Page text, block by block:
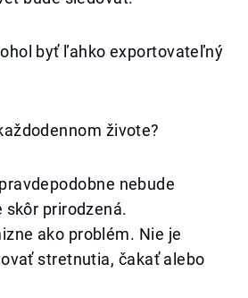
byť ľahko exportovateľný
živote?
nebude
skôr prirodzená.
ako problém. Nie je
stretnutia, čakať alebo